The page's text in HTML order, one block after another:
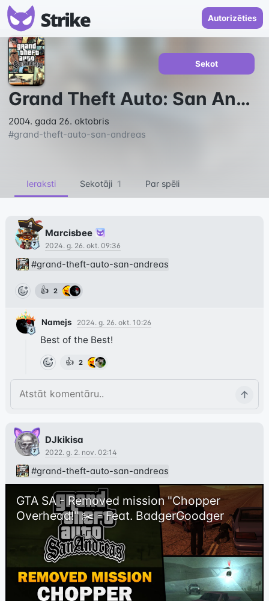
Autorizēties
Grand Theft Auto: San Andreas
2004. gada 26. oktobris
#grand-theft-auto-san-andreas
Sekot
Ieraksti Sekotāji 1 Par spēli
Marcisbee
2024. g. 26. okt. 09:36
#grand-theft-auto-san-andreas
👍 2
Namejs 2024. g. 26. okt. 10:26
Best of the Best!
👍 2
DJkikisa
2022. g. 2. nov. 02:14
#grand-theft-auto-san-andreas
GTA SA - Removed mission "Chopper
Overhead!" ✂️ - Feat. BadgerGoodger